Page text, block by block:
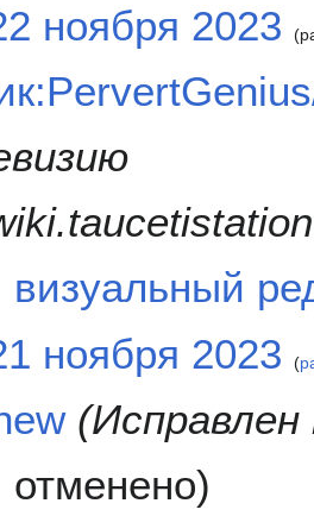
ноября 2023
визуальный
ноября 2023
Исправлен
отменено